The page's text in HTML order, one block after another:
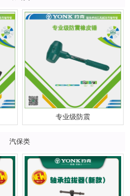
专业级防震
汽保类